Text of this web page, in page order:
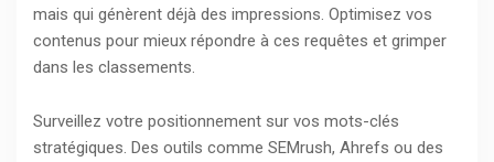
mais qui génèrent déjà des impressions. Optimisez vos
contenus pour mieux répondre à ces requêtes et grimper
dans les classements.
Surveillez votre positionnement sur vos mots-clés
stratégiques. Des outils comme SEMrush, Ahrefs ou des